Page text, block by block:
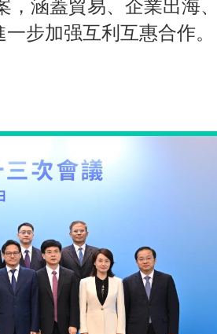
涵蓋貿易、企業出海、
步加强互利互惠合作。